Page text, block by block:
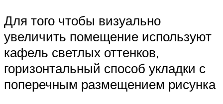
Для того чтобы визуально
увеличить помещение используют
кафель светлых оттенков,
горизонтальный способ укладки с
поперечным размещением рисунка